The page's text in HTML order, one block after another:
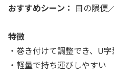
おすすめシーン： 目の隈便
特徴
・巻き付けて調整でき、U
・軽量で持ち運びしやすい